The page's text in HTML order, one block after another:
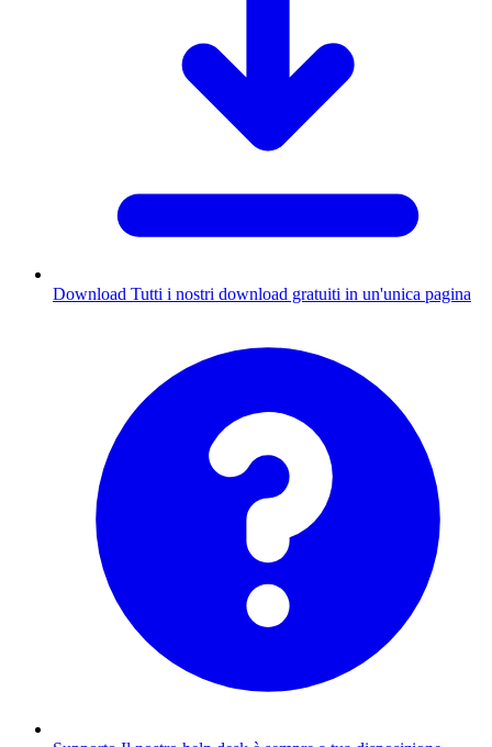
Download Tutti i nostri download gratuiti in un'unica pagina